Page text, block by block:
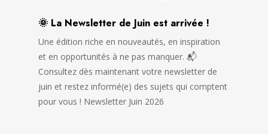
🌞 La Newsletter de Juin est arrivée !
Une édition riche en nouveautés, en inspiration
et en opportunités à ne pas manquer. 📬
Consultez dès maintenant votre newsletter de
juin et restez informé(e) des sujets qui comptent
pour vous ! Newsletter Juin 2026